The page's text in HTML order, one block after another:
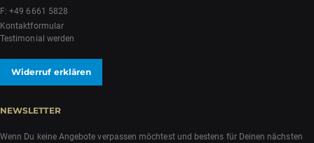
F: +49 6661 5828
Kontaktformular
Testimonial werden
Widerruf erklären
NEWSLETTER
Wenn Du keine Angebote verpassen möchtest und bestens für Deinen nächsten